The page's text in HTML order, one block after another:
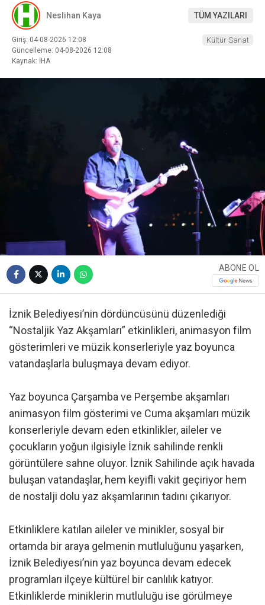
Neslihan Kaya TÜM YAZILARI
Giriş: 04-08-2026 12:08
Güncelleme: 04-08-2026 12:08
Kaynak: İHA
Kültür Sanat
ABONE OL
İznik Belediyesi’nin dördüncüsünü düzenlediği
“Nostaljik Yaz Akşamları” etkinlikleri, animasyon film
gösterimleri ve müzik konserleriyle yaz boyunca
vatandaşlarla buluşmaya devam ediyor.
Yaz boyunca Çarşamba ve Perşembe akşamları
animasyon film gösterimi ve Cuma akşamları müzik
konserleriyle devam eden etkinlikler, aileler ve
çocukların yoğun ilgisiyle İznik sahilinde renkli
görüntülere sahne oluyor. İznik Sahilinde açık havada
buluşan vatandaşlar, hem keyifli vakit geçiriyor hem
de nostalji dolu yaz akşamlarının tadını çıkarıyor.
Etkinliklere katılan aileler ve minikler, sosyal bir
ortamda bir araya gelmenin mutluluğunu yaşarken,
İznik Belediyesi’nin yaz boyunca devam edecek
programları ilçeye kültürel bir canlılık katıyor.
Etkinliklerde miniklerin mutluluğu ise görülmeye